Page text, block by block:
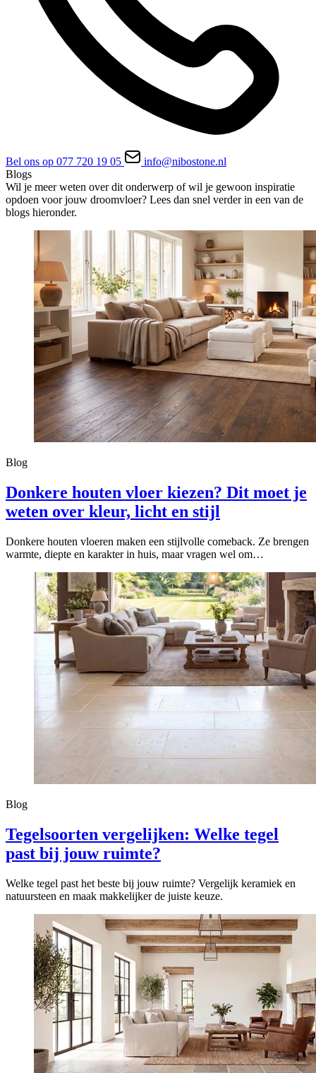
Bel ons op 077 720 19 05
info@nibostone.nl
Blogs
Wil je meer weten over dit onderwerp of wil je gewoon inspiratie
opdoen voor jouw droomvloer? Lees dan snel verder in een van de
blogs hieronder.
Blog
Donkere houten vloer kiezen? Dit moet je
weten over kleur, licht en stijl
Donkere houten vloeren maken een stijlvolle comeback. Ze brengen
warmte, diepte en karakter in huis, maar vragen wel om…
Blog
Tegelsoorten vergelijken: Welke tegel
past bij jouw ruimte?
Welke tegel past het beste bij jouw ruimte? Vergelijk keramiek en
natuursteen en maak makkelijker de juiste keuze.